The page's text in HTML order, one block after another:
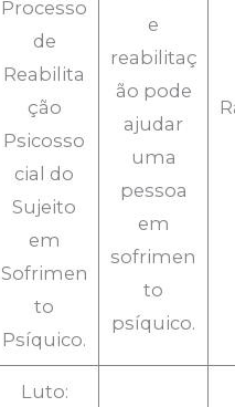
Processo
de
Reabilita
ção
Psicosso
cial do
Sujeito
em
Sofrimen
to
Psíquico.
e
reabilitaç
ão pode
ajudar
uma
pessoa
em
sofrimen
to
psíquico.
Luto: